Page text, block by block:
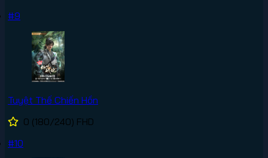
#9
Tuyệt Thế Chiến Hồn
0 (180/240) FHD
#10